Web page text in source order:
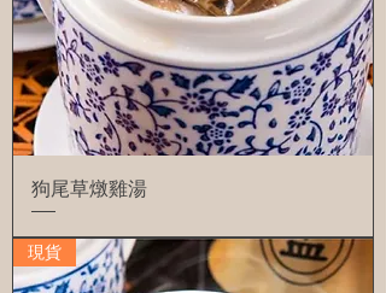
狗尾草燉雞湯
現貨